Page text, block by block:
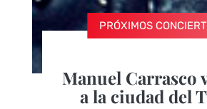
PRÓXIMOS
Manuel Carrasco
a la ciudad del